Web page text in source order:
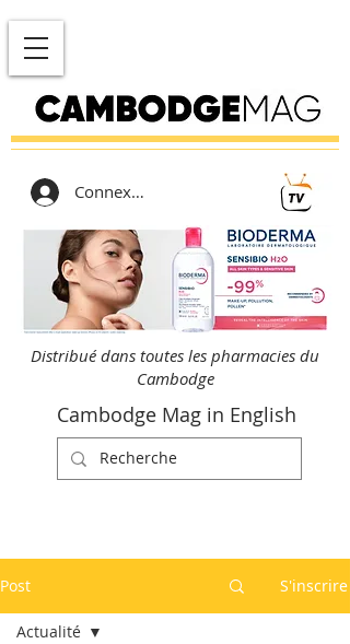
Connexion
Distribué dans toutes les pharmacies du
Cambodge
Cambodge Mag in English
Post S'inscrire
Actualité